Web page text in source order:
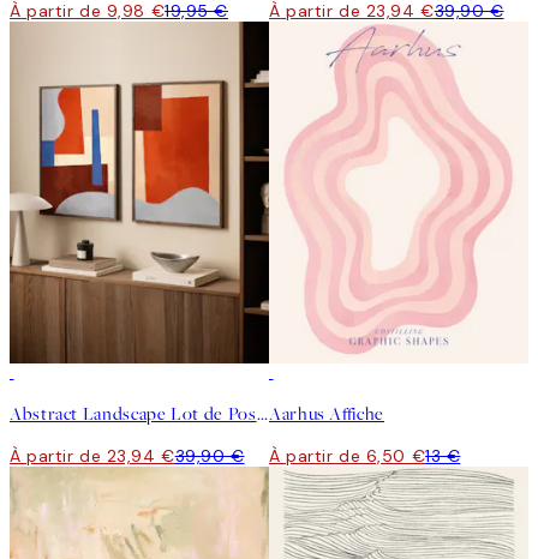
À partir de 9,98 €19,95 € À partir de 23,94 €39,90 €
Abstract Landscape Lot de Posters
À partir de 23,94 €39,90 €
Aarhus Affiche
À partir de 6,50 €13 €